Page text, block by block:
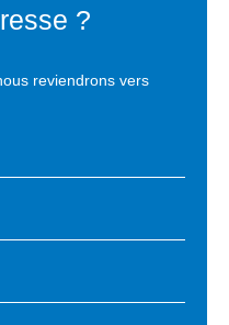
?
reviendrons vers